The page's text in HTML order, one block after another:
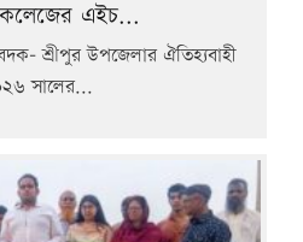
কলেজের এইচ...
শ্রীপুর উপজেলার ঐতিহ্যবাহী
সালের...